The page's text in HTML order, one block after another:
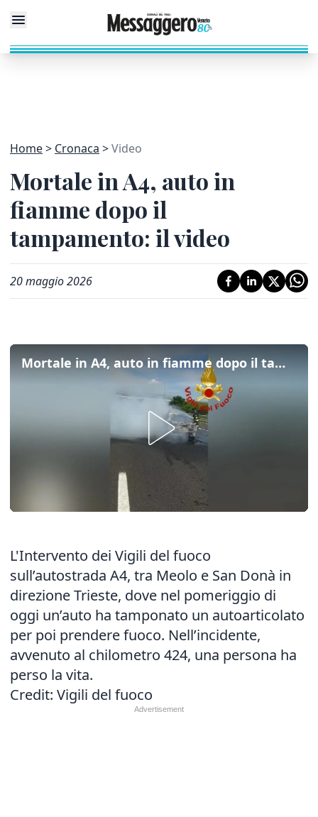
Home Cronaca Video
Mortale in A4, auto in
fiamme dopo il
tampamento: il video
20 maggio 2026
Mortale in A4, auto in fiamme dopo il tampamento: il video
L'Intervento dei Vigili del fuoco
sull’autostrada A4, tra Meolo e San Donà in
direzione Trieste, dove nel pomeriggio di
oggi un’auto ha tamponato un autoarticolato
per poi prendere fuoco. Nell’incidente,
avvenuto al chilometro 424, una persona ha
perso la vita.
Credit: Vigili del fuoco